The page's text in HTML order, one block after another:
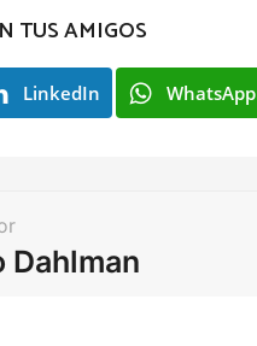
TUS AMIGOS
LinkedIn WhatsApp
Dahlman